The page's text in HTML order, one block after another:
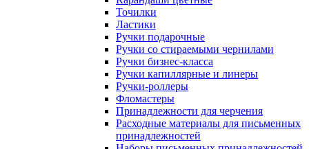
Точилки
Ластики
Ручки подарочные
Ручки со стираемыми чернилами
Ручки бизнес-класса
Ручки капиллярные и линеры
Ручки-роллеры
Фломастеры
Принадлежности для черчения
Расходные материалы для письменных
принадлежностей